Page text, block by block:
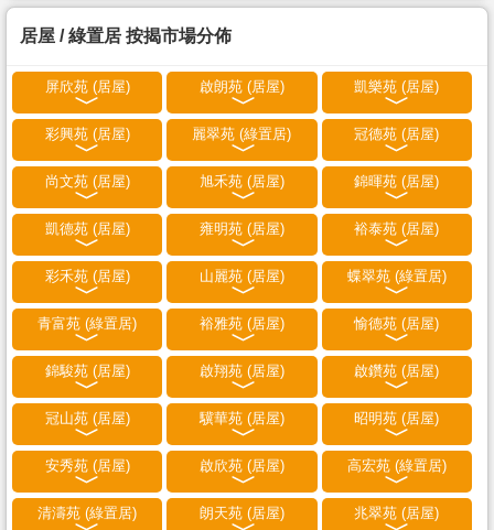
居屋 / 綠置居 按揭市場分佈
屏欣苑 (居屋) 啟朗苑 (居屋) 凱樂苑 (居屋)
彩興苑 (居屋) 麗翠苑 (綠置居) 冠德苑 (居屋)
尚文苑 (居屋) 旭禾苑 (居屋) 錦暉苑 (居屋)
凱德苑 (居屋) 雍明苑 (居屋) 裕泰苑 (居屋)
彩禾苑 (居屋) 山麗苑 (居屋) 蝶翠苑 (綠置居)
青富苑 (綠置居) 裕雅苑 (居屋) 愉德苑 (居屋)
錦駿苑 (居屋) 啟翔苑 (居屋) 啟鑽苑 (居屋)
冠山苑 (居屋) 驥華苑 (居屋) 昭明苑 (居屋)
安秀苑 (居屋) 啟欣苑 (居屋) 高宏苑 (綠置居)
清濤苑 (綠置居) 朗天苑 (居屋) 兆翠苑 (居屋)